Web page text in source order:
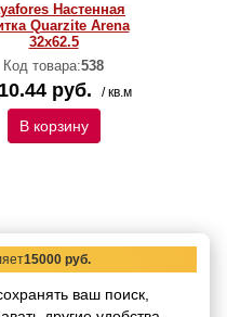
Настенная
Quarzite Arena
32x62.5
Код товара:538
руб. / кв.м
В корзину
15000 руб.
ваш поиск,